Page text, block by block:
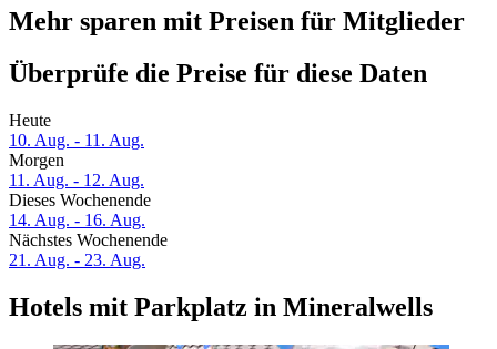
Mehr sparen mit Preisen für Mitglieder
Überprüfe die Preise für diese Daten
Heute
10. Aug. - 11. Aug.
Morgen
11. Aug. - 12. Aug.
Dieses Wochenende
14. Aug. - 16. Aug.
Nächstes Wochenende
21. Aug. - 23. Aug.
Hotels mit Parkplatz in Mineralwells